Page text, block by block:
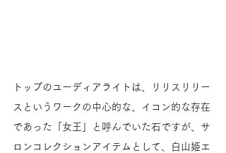
トップのユーディアライトは、リリスリリー
スというワークの中心的な、イコン的な存在
であった「女王」と呼んでいた石ですが、サ
ロンコレクションアイテムとして、白山姫エ